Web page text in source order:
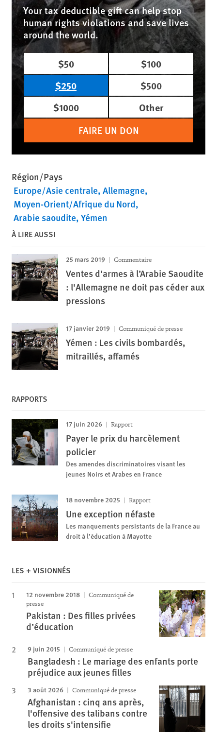
Your tax deductible gift can help stop
human rights violations and save lives
around the world.
$50
$100
$250
$500
$1000
Other
FAIRE UN DON
Région/Pays
Europe/Asie centrale Allemagne
Moyen-Orient/Afrique du Nord
Arabie saoudite Yémen
À LIRE AUSSI
25 mars 2019 Commentaire
Ventes d'armes à l’Arabie Saoudite
: l'Allemagne ne doit pas céder aux
pressions
17 janvier 2019 Communiqué de presse
Yémen : Les civils bombardés,
mitraillés, affamés
RAPPORTS
17 juin 2026 Rapport
Payer le prix du harcèlement
policier
Des amendes discriminatoires visant les
jeunes Noirs et Arabes en France
18 novembre 2025 Rapport
Une exception néfaste
Les manquements persistants de la France au
droit à l’éducation à Mayotte
LES + VISIONNÉS
12 novembre 2018
Communiqué de
presse
Pakistan : Des filles privées
d’éducation
9 juin 2015 Communiqué de presse
Bangladesh : Le mariage des enfants porte
préjudice aux jeunes filles
3 août 2026 Communiqué de presse
Afghanistan : cinq ans après,
l'offensive des talibans contre
les droits s'intensifie